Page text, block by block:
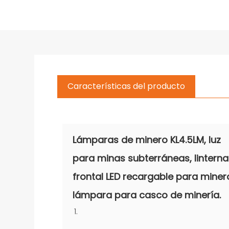
Características del producto
Lámparas de minero KL4.5LM, luz
para minas subterráneas, linterna
frontal LED recargable para
lámpara para casco de minería.